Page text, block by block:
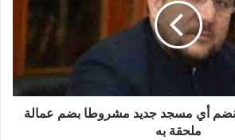
نضم أي مسجد جديد مشروطا بضم عمالة
ملحقة به